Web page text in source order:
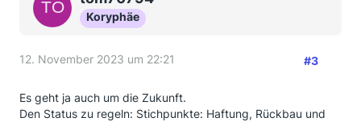
Koryphäe
12. November 2023 um 22:21 #3
Es geht ja auch um die Zukunft.
Den Status zu regeln: Stichpunkte: Haftung, Rückbau und